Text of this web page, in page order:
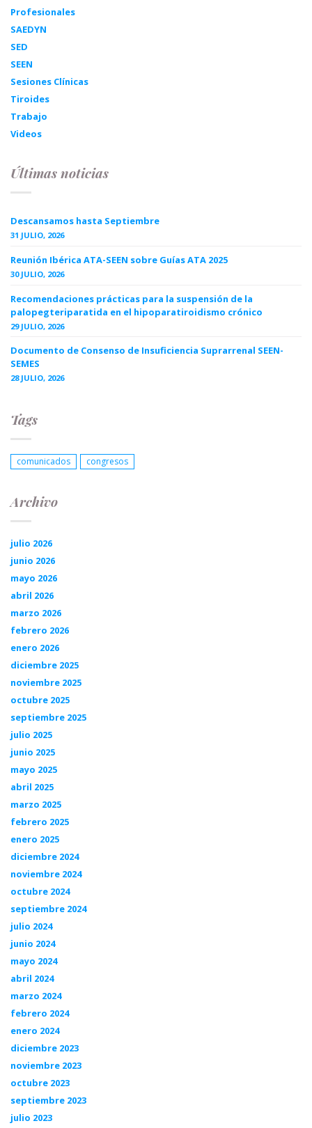
Profesionales
SAEDYN
SED
SEEN
Sesiones Clínicas
Tiroides
Trabajo
Videos
Últimas noticias
Descansamos hasta Septiembre
31 JULIO, 2026
Reunión Ibérica ATA-SEEN sobre Guías ATA 2025
30 JULIO, 2026
Recomendaciones prácticas para la suspensión de la
palopegteriparatida en el hipoparatiroidismo crónico
29 JULIO, 2026
Documento de Consenso de Insuficiencia Suprarrenal SEEN-
SEMES
28 JULIO, 2026
Tags
comunicados congresos
Archivo
julio 2026
junio 2026
mayo 2026
abril 2026
marzo 2026
febrero 2026
enero 2026
diciembre 2025
noviembre 2025
octubre 2025
septiembre 2025
julio 2025
junio 2025
mayo 2025
abril 2025
marzo 2025
febrero 2025
enero 2025
diciembre 2024
noviembre 2024
octubre 2024
septiembre 2024
julio 2024
junio 2024
mayo 2024
abril 2024
marzo 2024
febrero 2024
enero 2024
diciembre 2023
noviembre 2023
octubre 2023
septiembre 2023
julio 2023